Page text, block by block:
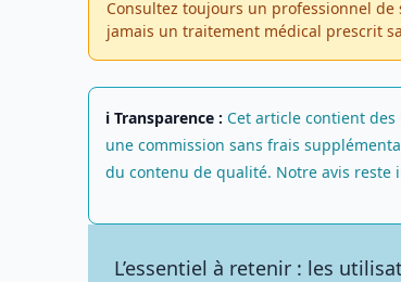
Consultez toujours un professionnel
jamais un traitement médical prescrit
ℹ️ Transparence : Cet article contient
une commission sans frais
du contenu de qualité. Notre avis reste
L’essentiel à retenir : les